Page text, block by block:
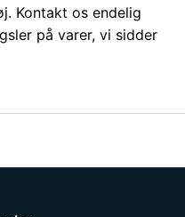
Kontakt os endelig
på varer, vi sidder